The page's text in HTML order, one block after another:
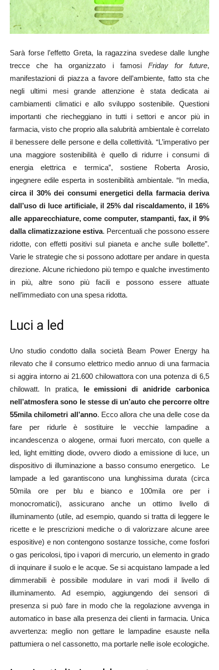
Sarà forse l’effetto Greta, la ragazzina svedese dalle lunghe
trecce che ha organizzato i famosi Friday for future,
manifestazioni di piazza a favore dell’ambiente, fatto sta che
negli ultimi mesi grande attenzione è stata dedicata ai
cambiamenti climatici e allo sviluppo sostenibile. Questioni
importanti che riecheggiano in tutti i settori e ancor più in
farmacia, visto che proprio alla salubrità ambientale è correlato
il benessere delle persone e della collettività. “L’imperativo per
una maggiore sostenibilità è quello di ridurre i consumi di
energia elettrica e termica”, sostiene Roberta Arosio,
ingegnere edile esperta in sostenibilità ambientale. “In media,
circa il 30% dei consumi energetici della farmacia deriva
dall’uso di luce artificiale, il 25% dal riscaldamento, il 16%
alle apparecchiature, come computer, stampanti, fax, il 9%
dalla climatizzazione estiva. Percentuali che possono essere
ridotte, con effetti positivi sul pianeta e anche sulle bollette”.
Varie le strategie che si possono adottare per andare in questa
direzione. Alcune richiedono più tempo e qualche investimento
in più, altre sono più facili e possono essere attuate
nell’immediato con una spesa ridotta.
Luci a led
Uno studio condotto dalla società Beam Power Energy ha
rilevato che il consumo elettrico medio annuo di una farmacia
si aggira intorno ai 21.600 chilowattora con una potenza di 6,5
chilowatt. In pratica, le emissioni di anidride carbonica
nell’atmosfera sono le stesse di un’auto che percorre oltre
55mila chilometri all’anno. Ecco allora che una delle cose da
fare per ridurle è sostituire le vecchie lampadine a
incandescenza o alogene, ormai fuori mercato, con quelle a
led, light emitting diode, ovvero diodo a emissione di luce, un
dispositivo di illuminazione a basso consumo energetico. Le
lampade a led garantiscono una lunghissima durata (circa
50mila ore per blu e bianco e 100mila ore per i
monocromatici), assicurano anche un ottimo livello di
illuminamento (utile, ad esempio, quando si tratta di leggere le
ricette e le prescrizioni mediche o di valorizzare alcune aree
espositive) e non contengono sostanze tossiche, come fosfori
o gas pericolosi, tipo i vapori di mercurio, un elemento in grado
di inquinare il suolo e le acque. Se si acquistano lampade a led
dimmerabili è possibile modulare in vari modi il livello di
illuminamento. Ad esempio, aggiungendo dei sensori di
presenza si può fare in modo che la regolazione avvenga in
automatico in base alla presenza dei clienti in farmacia. Unica
avvertenza: meglio non gettare le lampadine esauste nella
pattumiera o nel cassonetto, ma portarle nelle isole ecologiche.